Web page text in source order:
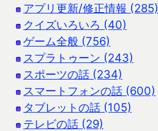
アプリ更新/修正情報 (285)
クイズいろいろ (40)
ゲーム全般 (756)
スプラトゥーン (243)
スポーツの話 (234)
スマートフォンの話 (600)
タブレットの話 (105)
テレビの話 (29)